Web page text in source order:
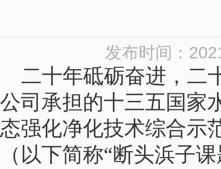
发布时间：
二十年砥砺奋进，二
公司承担的十三五国家
态强化净化技术综合示
（以下简称“断头浜子